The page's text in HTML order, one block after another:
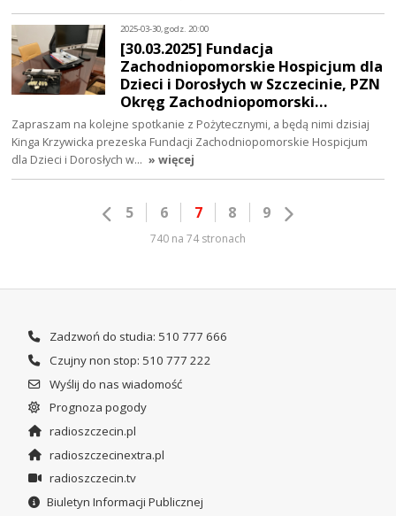
2025-03-30, godz. 20:00
[30.03.2025] Fundacja
Zachodniopomorskie Hospicjum dla
Dzieci i Dorosłych w Szczecinie, PZN
Okręg Zachodniopomorski…
Zapraszam na kolejne spotkanie z Pożytecznymi, a będą nimi dzisiaj
Kinga Krzywicka prezeska Fundacji Zachodniopomorskie Hospicjum
dla Dzieci i Dorosłych w… » więcej
5 6 7 8 9
740 na 74 stronach
Zadzwoń do studia: 510 777 666
Czujny non stop: 510 777 222
Wyślij do nas wiadomość
Prognoza pogody
radioszczecin.pl
radioszczecinextra.pl
radioszczecin.tv
Biuletyn Informacji Publicznej